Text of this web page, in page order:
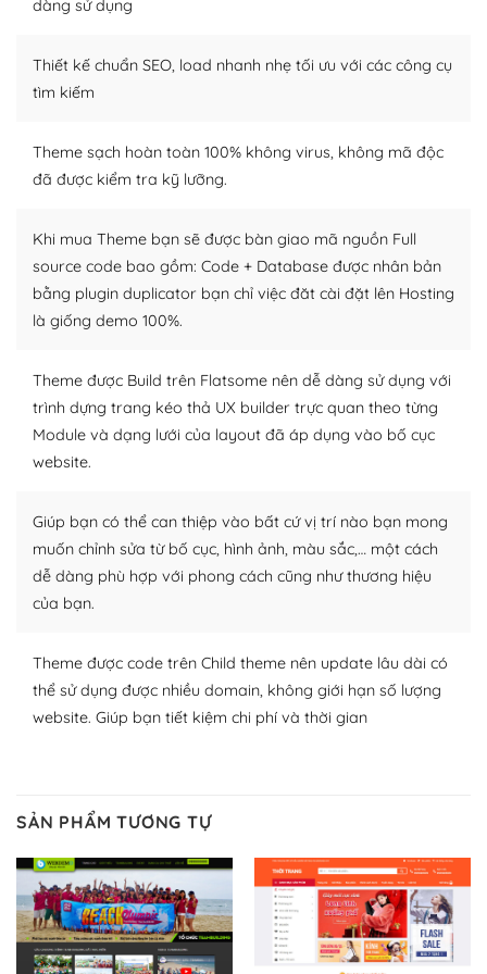
WordPress là nơi lưu trữ cho một diễn đàn cộng đồng
người cuồng tín WordPress.
Nếu bạn gặp khó khăn, bạn có thể lên mạng và tìm
lời, giải đáp vấn đề của bạn.
Cộng đồng sử dụng WordPress sẵn sàng hỗ trợ bạn
– Đa dạng plugin và themes
Plugin mở rộng là thành phần cài đặt thêm vào
WordPress để tăng thêm các tính năng cần thiết. Có
nhiều plugin trả phí hoặc miễn phí.
Nhờ lượng người dùng đông đảo, thư viện themes và
thích chọn lựa plugin và themes phù hợp cho mục đích
lập website của mình.
WordPress đa dạng plugin và themes
Với mọi Hosting bất kỳ thì WordPress đều có thể dễ
dàng thiết lập vì thực tế nó đã cung cấp khoảng 60%
trang web WordPress của bạn.
Dễ dàng lựa chọn Hosting cho website WordPress
– Bảo mật cực tốt
Vì WordPress hiện là nền tảng xây dựng trang web và
dàng sử dụng
Thiết kế chuẩn SEO, load nhanh nhẹ tối ưu với các công cụ
tìm kiếm
Theme sạch hoàn toàn 100% không virus, không mã độc
đã được kiểm tra kỹ lưỡng.
Khi mua Theme bạn sẽ được bàn giao mã nguồn Full
source code bao gồm: Code + Database được nhân bản
bằng plugin duplicator bạn chỉ việc đăt cài đặt lên Hosting
là giống demo 100%.
Theme được Build trên Flatsome nên dễ dàng sử dụng với
trình dựng trang kéo thả UX builder trực quan theo từng
Module và dạng lưới của layout đã áp dụng vào bố cục
website.
Giúp bạn có thể can thiệp vào bất cứ vị trí nào bạn mong
muốn chỉnh sửa từ bố cục, hình ảnh, màu sắc,… một cách
dễ dàng phù hợp với phong cách cũng như thương hiệu
của bạn.
Theme được code trên Child theme nên update lâu dài có
thể sử dụng được nhiều domain, không giới hạn số lượng
website. Giúp bạn tiết kiệm chi phí và thời gian
SẢN PHẨM TƯƠNG TỰ